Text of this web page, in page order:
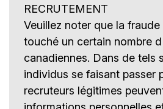
RECRUTEMENT
Veuillez noter que la
touché un certain nombre
canadiennes. Dans de tels
individus se faisant passer
recruteurs légitimes